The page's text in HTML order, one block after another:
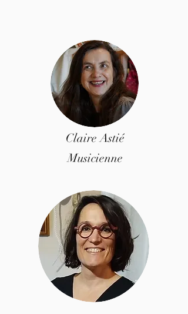
Claire Astié
Musicienne